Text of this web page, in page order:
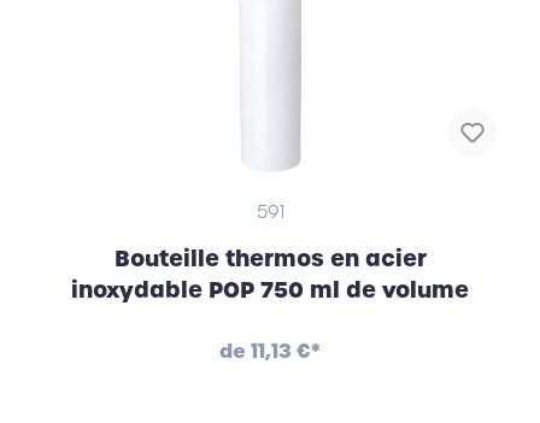
591
Bouteille thermos en acier
inoxydable POP 750 ml de volume
de 11,13 €*